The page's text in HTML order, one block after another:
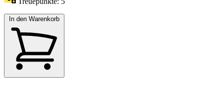
In den Warenkorb